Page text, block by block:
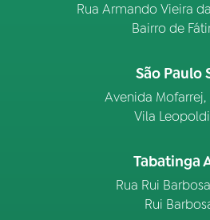
Rua Armando Vieira
Bairro de
São Paulo
Avenida Mofarrej,
Vila
Tabatinga
Rua Rui
Rui